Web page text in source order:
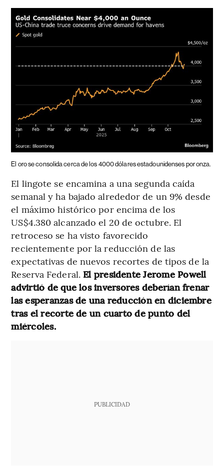
El oro se consolida cerca de los 4000 dólares estadounidenses por onza.
El lingote se encamina a una segunda caída
semanal y ha bajado alrededor de un 9% desde
el máximo histórico por encima de los
US$4.380 alcanzado el 20 de octubre. El
retroceso se ha visto favorecido
recientemente por la reducción de las
expectativas de nuevos recortes de tipos de la
Reserva Federal. El presidente Jerome Powell
advirtió de que los inversores deberían frenar
las esperanzas de una reducción en diciembre
tras el recorte de un cuarto de punto del
miércoles.
PUBLICIDAD